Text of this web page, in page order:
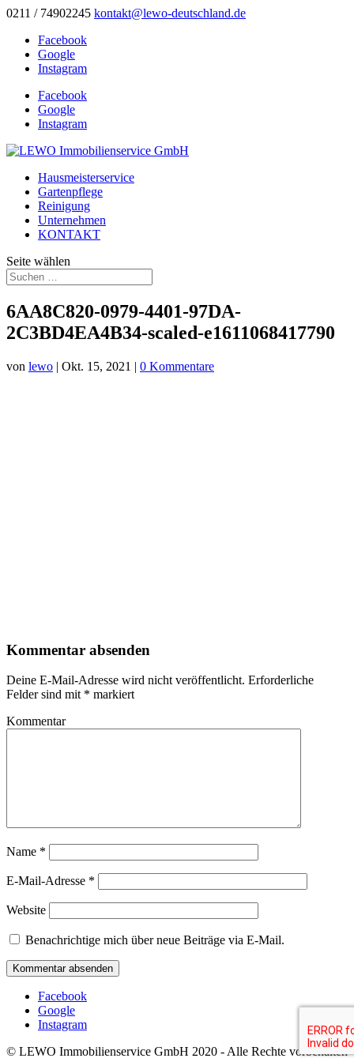
0211 / 74902245 kontakt@lewo-deutschland.de
Facebook
Google
Instagram
Facebook
Google
Instagram
Hausmeisterservice
Gartenpflege
Reinigung
Unternehmen
KONTAKT
Seite wählen
6AA8C820-0979-4401-97DA-
2C3BD4EA4B34-scaled-e1611068417790
von lewo | Okt. 15, 2021 | 0 Kommentare
Kommentar absenden
Deine E-Mail-Adresse wird nicht veröffentlicht. Erforderliche
Felder sind mit * markiert
Kommentar
Name *
E-Mail-Adresse *
Website
Benachrichtige mich über neue Beiträge via E-Mail.
Facebook
Google
Instagram
© LEWO Immobilienservice GmbH 2020 - Alle Rechte vorbehalten